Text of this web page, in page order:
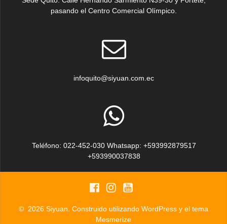
pasando el Centro Comercial Olímpico.
infoquito@siyuan.com.ec
Teléfono: 022-452-030 Whatsapp: +593992879517
+593990037838
© 2026 Siyuan. Construido utilizando WordPress y el tema
Mesmerize